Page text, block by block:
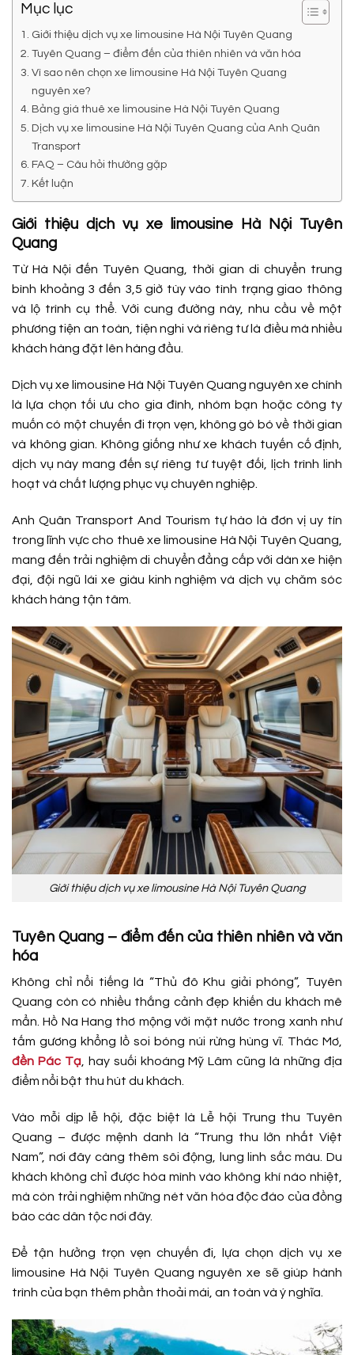
Mục lục
Giới thiệu dịch vụ xe limousine Hà Nội Tuyên Quang
Tuyên Quang – điểm đến của thiên nhiên và văn hóa
Vì sao nên chọn xe limousine Hà Nội Tuyên Quang
nguyên xe?
Bảng giá thuê xe limousine Hà Nội Tuyên Quang
Dịch vụ xe limousine Hà Nội Tuyên Quang của Anh Quân
Transport
FAQ – Câu hỏi thường gặp
Kết luận
Giới thiệu dịch vụ xe limousine Hà Nội Tuyên
Quang
Từ Hà Nội đến Tuyên Quang, thời gian di chuyển trung
bình khoảng 3 đến 3,5 giờ tùy vào tình trạng giao thông
và lộ trình cụ thể. Với cung đường này, nhu cầu về một
phương tiện an toàn, tiện nghi và riêng tư là điều mà nhiều
khách hàng đặt lên hàng đầu.
Dịch vụ xe limousine Hà Nội Tuyên Quang nguyên xe chính
là lựa chọn tối ưu cho gia đình, nhóm bạn hoặc công ty
muốn có một chuyến đi trọn vẹn, không gò bó về thời gian
và không gian. Không giống như xe khách tuyến cố định,
dịch vụ này mang đến sự riêng tư tuyệt đối, lịch trình linh
hoạt và chất lượng phục vụ chuyên nghiệp.
Anh Quân Transport And Tourism tự hào là đơn vị uy tín
trong lĩnh vực cho thuê xe limousine Hà Nội Tuyên Quang,
mang đến trải nghiệm di chuyển đẳng cấp với dàn xe hiện
đại, đội ngũ lái xe giàu kinh nghiệm và dịch vụ chăm sóc
khách hàng tận tâm.
Giới thiệu dịch vụ xe limousine Hà Nội Tuyên Quang
Tuyên Quang – điểm đến của thiên nhiên và văn
hóa
Không chỉ nổi tiếng là “Thủ đô Khu giải phóng”, Tuyên
Quang còn có nhiều thắng cảnh đẹp khiến du khách mê
mẩn. Hồ Na Hang thơ mộng với mặt nước trong xanh như
tấm gương khổng lồ soi bóng núi rừng hùng vĩ. Thác Mơ,
đền Pác Tạ, hay suối khoáng Mỹ Lâm cũng là những địa
điểm nổi bật thu hút du khách.
Vào mỗi dịp lễ hội, đặc biệt là Lễ hội Trung thu Tuyên
Quang – được mệnh danh là “Trung thu lớn nhất Việt
Nam”, nơi đây càng thêm sôi động, lung linh sắc màu. Du
khách không chỉ được hòa mình vào không khí náo nhiệt,
mà còn trải nghiệm những nét văn hóa độc đáo của đồng
bào các dân tộc nơi đây.
Để tận hưởng trọn vẹn chuyến đi, lựa chọn dịch vụ xe
limousine Hà Nội Tuyên Quang nguyên xe sẽ giúp hành
trình của bạn thêm phần thoải mái, an toàn và ý nghĩa.